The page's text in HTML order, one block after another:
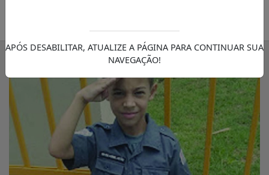
APÓS DESABILITAR, ATUALIZE A PÁGINA PARA CONTINUAR SUA
NAVEGAÇÃO!